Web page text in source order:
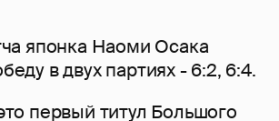
японка Наоми Осака
в двух партиях - 6:2, 6:4.
первый титул Большого